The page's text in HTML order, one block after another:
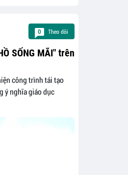
0 Theo dõi
SỐNG MÃI" trên
công trình tái tạo
ý nghĩa giáo dục